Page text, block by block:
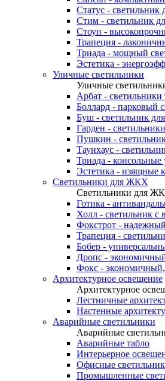
Статус - светильник
Стим - светильник
Стоун -
Трапеция -
Триада - мощный
Эстетика -
Уличные светильники
Уличные
Арбат -
Боллард - парковый
Буш - светильник
Гарден -
Пушкин -
Таунхаус -
Триада -
Эстетика - изящные
Светильники для ЖКХ
Светильники для
Готика -
Холл - светильник с
Фокстрот -
Трапеция -
Бобер -
Дропс -
Фокс -
Архитектурное освещение
Архитектурное
Лестничные
Настенные
Аварийные светильники
Аварийные
Аварийные табло
Интерьерное
Офисные
Промышленные